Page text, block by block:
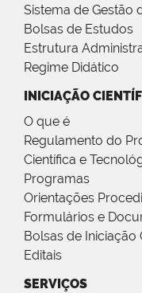
Sistema de Gestão
Bolsas de Estudos
Estrutura
Regime Didático
INICIAÇÃO
O que é
Regulamento do
Científica e
Programas
Orientações
Formulários e
Bolsas de Iniciação
Editais
SERVIÇOS